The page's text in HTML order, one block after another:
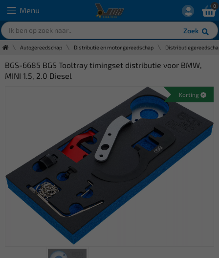
Menu
Zoek
0
Autogereedschap Distributie en motor gereedschap
BGS-6685 BGS Tooltray timingset distributie voor BMW,
MINI 1.5, 2.0 Diesel
Korting